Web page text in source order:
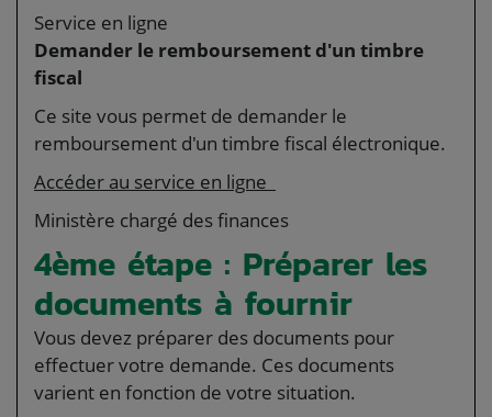
Service en ligne
Demander le remboursement d'un timbre
fiscal
Ce site vous permet de demander le
remboursement d'un timbre fiscal électronique.
Accéder au service en ligne
Ministère chargé des finances
4ème étape : Préparer les
documents à fournir
Vous devez préparer des documents pour
effectuer votre demande. Ces documents
varient en fonction de votre situation.